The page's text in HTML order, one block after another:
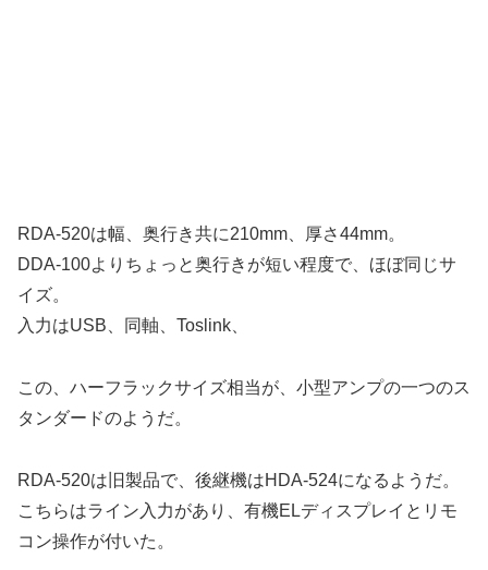
RDA-520は幅、奥行き共に210mm、厚さ44mm。
DDA-100よりちょっと奥行きが短い程度で、ほぼ同じサ
イズ。
入力はUSB、同軸、Toslink、
この、ハーフラックサイズ相当が、小型アンプの一つのス
タンダードのようだ。
RDA-520は旧製品で、後継機はHDA-524になるようだ。
こちらはライン入力があり、有機ELディスプレイとリモ
コン操作が付いた。